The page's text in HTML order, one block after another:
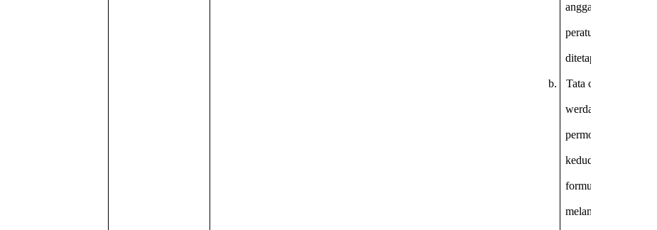
anggaran dasar,
peraturan lain
ditetapkan oleh
b. Tata cara
werda notaris)
permohonan
kedudukannya
formulir yang
melampirkan: